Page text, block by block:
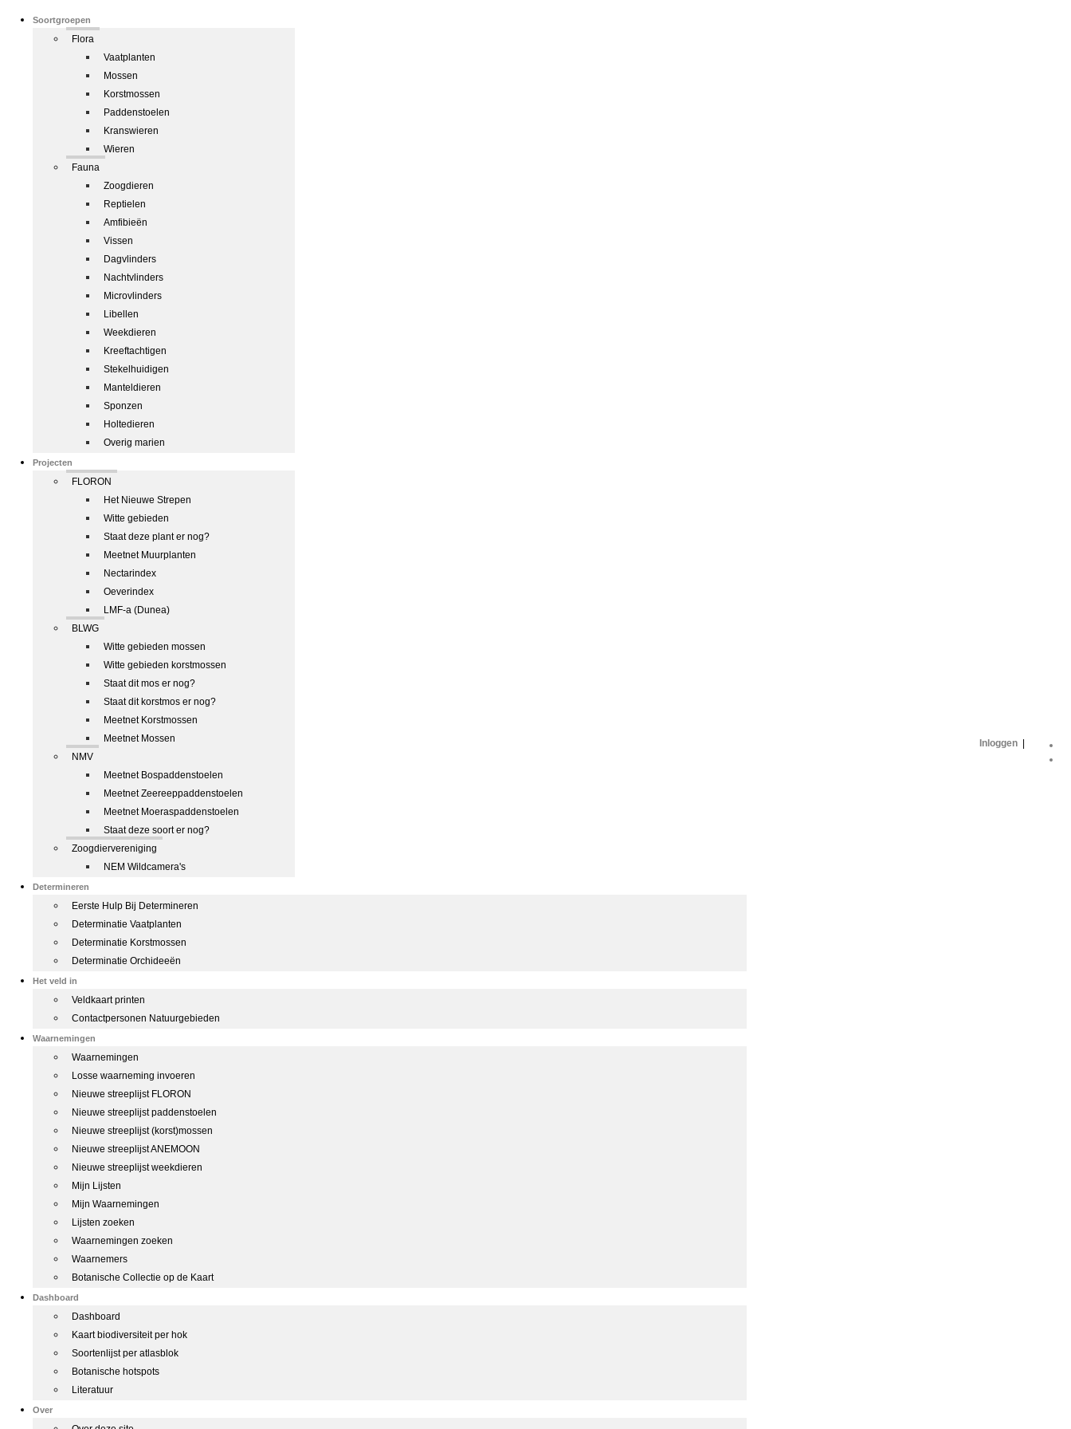
Soortgroepen
Flora
Vaatplanten
Mossen
Korstmossen
Paddenstoelen
Kranswieren
Wieren
Fauna
Zoogdieren
Reptielen
Amfibieën
Vissen
Dagvlinders
Nachtvlinders
Microvlinders
Libellen
Weekdieren
Kreeftachtigen
Stekelhuidigen
Manteldieren
Sponzen
Holtedieren
Overig marien
Projecten
FLORON
Het Nieuwe Strepen
Witte gebieden
Staat deze plant er nog?
Meetnet Muurplanten
Nectarindex
Oeverindex
LMF-a (Dunea)
BLWG
Witte gebieden mossen
Witte gebieden korstmossen
Staat dit mos er nog?
Staat dit korstmos er nog?
Meetnet Korstmossen
Meetnet Mossen
NMV
Meetnet Bospaddenstoelen
Meetnet Zeereeppaddenstoelen
Meetnet Moeraspaddenstoelen
Staat deze soort er nog?
Zoogdiervereniging
NEM Wildcamera's
Determineren
Eerste Hulp Bij Determineren
Determinatie Vaatplanten
Determinatie Korstmossen
Determinatie Orchideeën
Het veld in
Veldkaart printen
Contactpersonen Natuurgebieden
Waarnemingen
Waarnemingen
Losse waarneming invoeren
Nieuwe streeplijst FLORON
Nieuwe streeplijst paddenstoelen
Nieuwe streeplijst (korst)mossen
Nieuwe streeplijst ANEMOON
Nieuwe streeplijst weekdieren
Mijn Lijsten
Mijn Waarnemingen
Lijsten zoeken
Waarnemingen zoeken
Waarnemers
Botanische Collectie op de Kaart
Dashboard
Dashboard
Kaart biodiversiteit per hok
Soortenlijst per atlasblok
Botanische hotspots
Literatuur
Over
Inloggen